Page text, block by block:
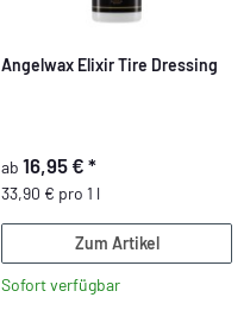
Angelwax Elixir Tire Dressing
ab 16,95 € *
33,90 € pro 1 l
Zum Artikel
Sofort verfügbar